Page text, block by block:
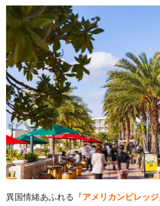
異国情緒あふれる『アメリカンビレッジ